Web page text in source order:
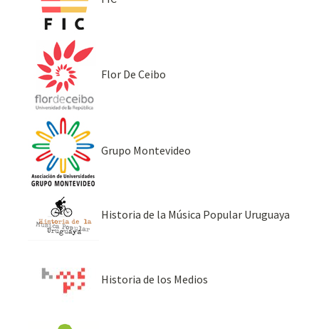
Flor De Ceibo
Grupo Montevideo
Historia de la Música Popular Uruguaya
Historia de los Medios